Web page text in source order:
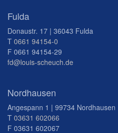
Fulda
Donaustr. 17 | 36043 Fulda
T 0661 94154-0
F 0661 94154-29
fd@louis-scheuch.de
Nordhausen
Angespann 1 | 99734 Nordhausen
T 03631 602066
F 03631 602067